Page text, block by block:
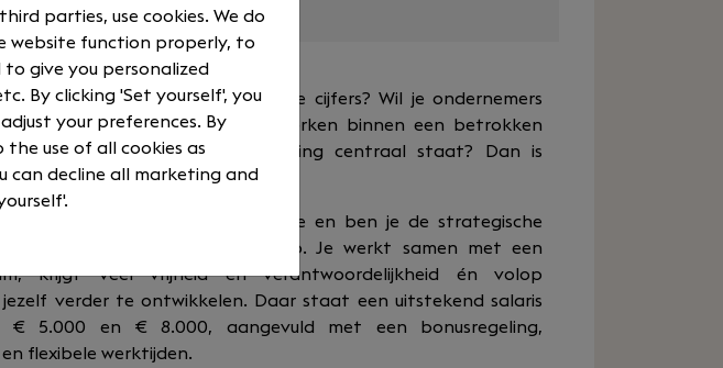
die verder kijkt dan alleen de cijfers? Wil je ondernemers
klantrelaties opbouwen en werken binnen een betrokken
waar persoonlijke dienstverlening centraal staat? Dan is
in Vlaardingen op zoek naar jou.
je een eigen klantenportefeuille en ben je de strategische
ondernemers binnen het mkb. Je werkt samen met een
krijgt veel vrijheid en verantwoordelijkheid én volop
jezelf verder te ontwikkelen. Daar staat een uitstekend salaris
€ 5.000 en € 8.000, aangevuld met een bonusregeling,
flexibele werktijden.
parties, use cookies. We do
website function properly, to
give you personalized
By clicking 'Set yourself', you
your preferences. By
the use of all cookies as
can decline all marketing and